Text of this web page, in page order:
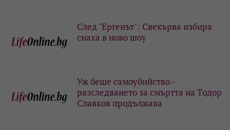
След "Ергенът": Свекърва избира
снаха в ново шоу
Уж беше самоубийство -
разследването за смъртта на Тодор
Славков продължава